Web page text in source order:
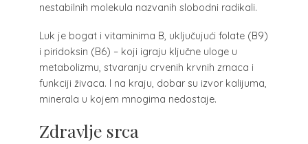
nestabilnih molekula nazvanih slobodni radikali.
Luk je bogat i vitaminima B, uključujući folate (B9)
i piridoksin (B6) – koji igraju ključne uloge u
metabolizmu, stvaranju crvenih krvnih zrnaca i
funkciji živaca. I na kraju, dobar su izvor kalijuma,
minerala u kojem mnogima nedostaje.
Zdravlje srca